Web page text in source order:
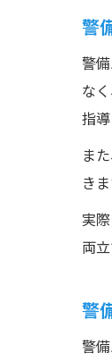
警
警
な
指
ま
き
実
両
警
警